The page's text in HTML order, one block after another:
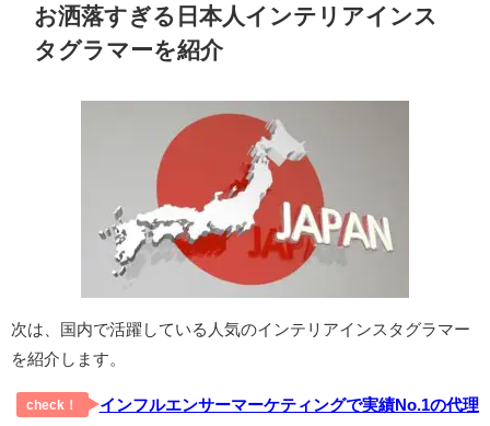
お洒落すぎる日本人インテリアインス
タグラマーを紹介
次は、国内で活躍している人気のインテリアインスタグラマー
を紹介します。
check！
インフルエンサーマーケティングで実績No.1の代理